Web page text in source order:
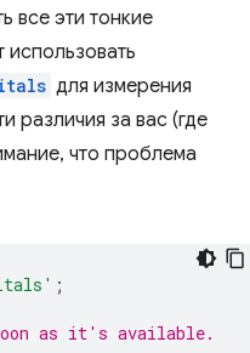
все эти тонкие
использовать
для измерения
различия за вас (где
что проблема
;
as it's available.